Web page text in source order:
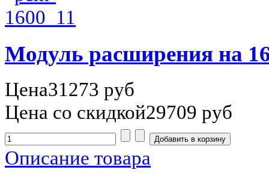
Модуль расширения на
Цена31273 руб
Цена со скидкой29709 руб
Описание товара